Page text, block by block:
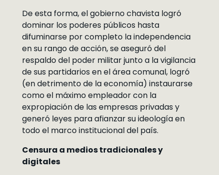
De esta forma, el gobierno chavista logró
dominar los poderes públicos hasta
difuminarse por completo la independencia
en su rango de acción, se aseguró del
respaldo del poder militar junto a la vigilancia
de sus partidarios en el área comunal, logró
(en detrimento de la economía) instaurarse
como el máximo empleador con la
expropiación de las empresas privadas y
generó leyes para afianzar su ideología en
todo el marco institucional del país.
Censura a medios tradicionales y
digitales